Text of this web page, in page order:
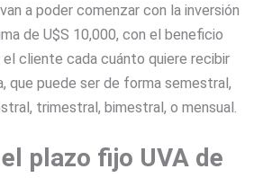
a poder comenzar con la inversión
de U$S 10,000, con el beneficio
cliente cada cuánto quiere recibir
que puede ser de forma semestral,
trimestral, bimestral, o mensual.
plazo fijo UVA de